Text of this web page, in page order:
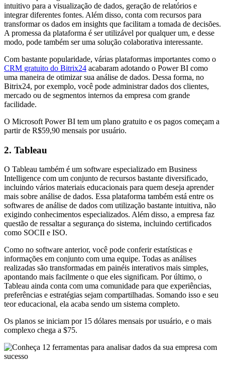
intuitivo para a visualização de dados, geração de relatórios e
integrar diferentes fontes. Além disso, conta com recursos para
transformar os dados em insights que facilitam a tomada de decisões.
A promessa da plataforma é ser utilizável por qualquer um, e desse
modo, pode também ser uma solução colaborativa interessante.
Com bastante popularidade, várias plataformas importantes como o
CRM gratuito do Bitrix24 acabaram adotando o Power BI como
uma maneira de otimizar sua análise de dados. Dessa forma, no
Bitrix24, por exemplo, você pode administrar dados dos clientes,
mercado ou de segmentos internos da empresa com grande
facilidade.
O Microsoft Power BI tem um plano gratuito e os pagos começam a
partir de R$59,90 mensais por usuário.
2. Tableau
O Tableau também é um software especializado em Business
Intelligence com um conjunto de recursos bastante diversificado,
incluindo vários materiais educacionais para quem deseja aprender
mais sobre análise de dados. Essa plataforma também está entre os
softwares de análise de dados com utilização bastante intuitiva, não
exigindo conhecimentos especializados. Além disso, a empresa faz
questão de ressaltar a segurança do sistema, incluindo certificados
como SOCII e ISO.
Como no software anterior, você pode conferir estatísticas e
informações em conjunto com uma equipe. Todas as análises
realizadas são transformadas em painéis interativos mais simples,
apontando mais facilmente o que eles significam. Por último, o
Tableau ainda conta com uma comunidade para que experiências,
preferências e estratégias sejam compartilhadas. Somando isso e seu
teor educacional, ela acaba sendo um sistema completo.
Os planos se iniciam por 15 dólares mensais por usuário, e o mais
complexo chega a $75.